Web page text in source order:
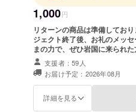
1,000円
リターンの商品は準備してお
ジェクト終了後、お礼のメッ
まの力で、ぜひ岩国に来られ
支援者：59人
お届け予定：2026年08月
詳細を見る